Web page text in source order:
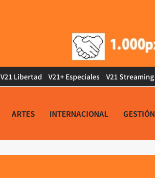
V21 Libertad V21+ Especiales V21 Streaming
ARTES INTERNACIONAL GESTIÓN